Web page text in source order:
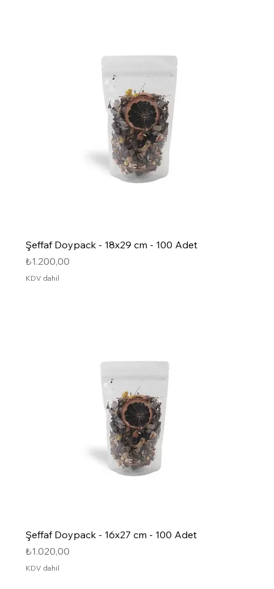
Şeffaf Doypack - 18x29 cm - 100 Adet
Fiyat
₺1.200,00
KDV dahil
Şeffaf Doypack - 16x27 cm - 100 Adet
Fiyat
₺1.020,00
KDV dahil